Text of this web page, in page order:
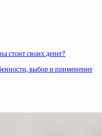
стоит своих денег?
выбор и применение